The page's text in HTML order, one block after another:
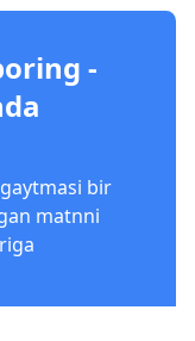
-
bir
matnni